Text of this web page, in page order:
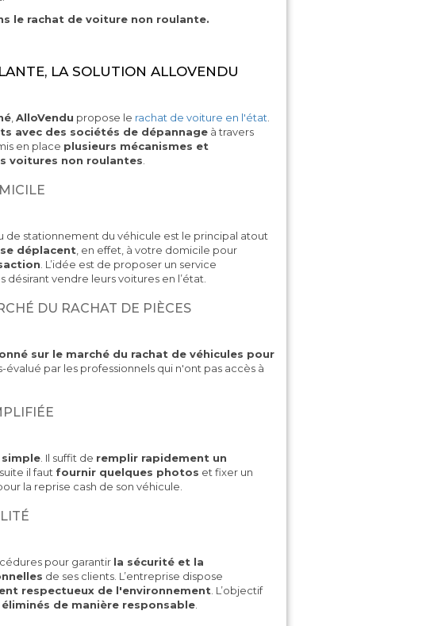
le rachat de voiture non roulante.
LA SOLUTION ALLOVENDU
, AlloVendu propose le rachat de voiture en l'état
avec des sociétés de dépannageà travers
en place plusieurs mécanismes et
voitures non roulantes
stationnement du véhicule est le principal atout
déplacent , en effet, à votre domicile pour
. L’idée est de proposer un service
vendre leurs voitures en l’état.
DU RACHAT DE PIÈCES
sur le marché du rachat de véhicules pour
évalué par les professionnels qui n'ont pas accès à
. Il suffit de remplir rapidement un
il faut fournir quelques photos et fixer un
la reprise cash de son véhicule.
pour garantir la sécurité et la
de ses clients. L’entreprise dispose
respectueux de l'environnement . L’objectif
de manière responsable.